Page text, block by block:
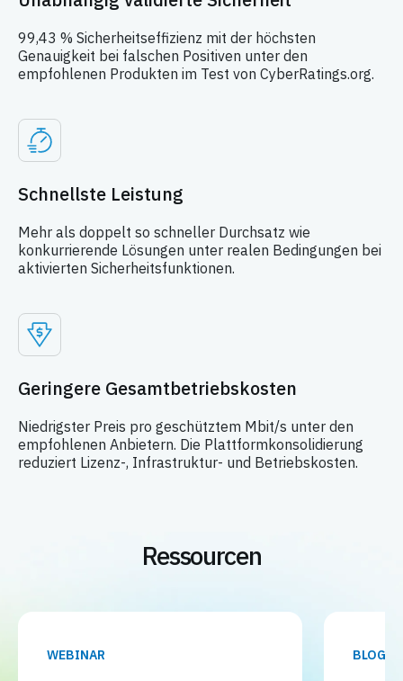
99,43 % Sicherheitseffizienz mit der höchsten
Genauigkeit bei falschen Positiven unter den
empfohlenen Produkten im Test von CyberRatings.org.
Schnellste Leistung
Mehr als doppelt so schneller Durchsatz wie
konkurrierende Lösungen unter realen Bedingungen bei
aktivierten Sicherheitsfunktionen.
Geringere Gesamtbetriebskosten
Niedrigster Preis pro geschütztem Mbit/s unter den
empfohlenen Anbietern. Die Plattformkonsolidierung
reduziert Lizenz-, Infrastruktur- und Betriebskosten.
Ressourcen
WEBINAR BLOG